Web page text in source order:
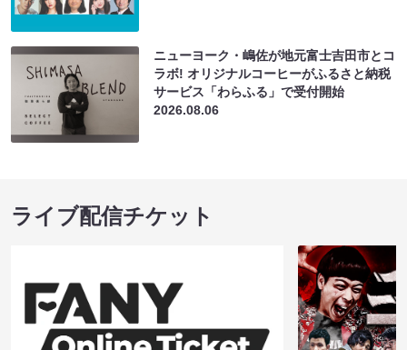
ニューヨーク・嶋佐が地元富士吉田市とコ
ラボ! オリジナルコーヒーがふるさと納税
サービス「わらふる」で受付開始
2026.08.06
ライブ配信チケット